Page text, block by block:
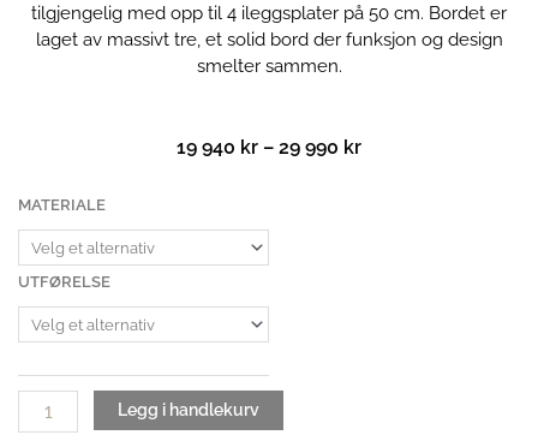
tilgjengelig med opp til 4 ileggsplater på 50 cm. Bordet er
laget av massivt tre, et solid bord der funksjon og design
smelter sammen.
19 940 kr – 29 990 krPrisområde:
MATERIALE
UTFØRELSE
Carl
spisebord
Uttrekksbord
antall
Legg i handlekurv